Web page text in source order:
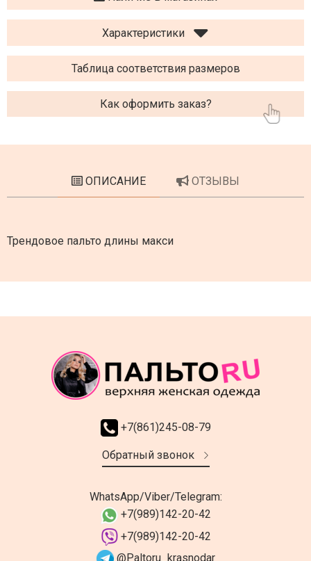
Характеристики
Таблица соответствия размеров
Как оформить заказ?
ОПИСАНИЕ ОТЗЫВЫ
Трендовое пальто длины макси
+7(861)245-08-79
Обратный звонок
WhatsApp/Viber/Telegram:
+7(989)142-20-42
+7(989)142-20-42
@Paltoru_krasnodar